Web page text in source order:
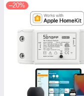
–20%